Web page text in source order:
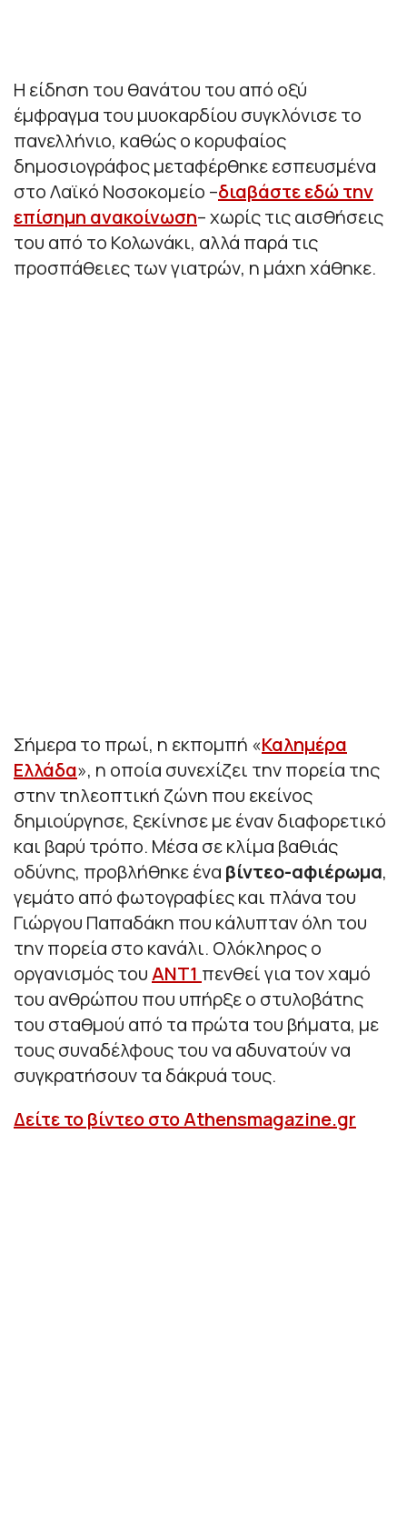
Η είδηση του θανάτου του από οξύ
έμφραγμα του μυοκαρδίου συγκλόνισε το
πανελλήνιο, καθώς ο κορυφαίος
δημοσιογράφος μεταφέρθηκε εσπευσμένα
στο Λαϊκό Νοσοκομείο –διαβάστε εδώ την
επίσημη ανακοίνωση– χωρίς τις αισθήσεις
του από το Κολωνάκι, αλλά παρά τις
προσπάθειες των γιατρών, η μάχη χάθηκε.
Σήμερα το πρωί, η εκπομπή «Καλημέρα
Ελλάδα», η οποία συνεχίζει την πορεία της
στην τηλεοπτική ζώνη που εκείνος
δημιούργησε, ξεκίνησε με έναν διαφορετικό
και βαρύ τρόπο. Μέσα σε κλίμα βαθιάς
οδύνης, προβλήθηκε ένα βίντεο-αφιέρωμα,
γεμάτο από φωτογραφίες και πλάνα του
Γιώργου Παπαδάκη που κάλυπταν όλη του
την πορεία στο κανάλι. Ολόκληρος ο
οργανισμός τουΑΝΤ1 πενθεί για τον χαμό
του ανθρώπου που υπήρξε ο στυλοβάτης
του σταθμού από τα πρώτα του βήματα, με
τους συναδέλφους του να αδυνατούν να
συγκρατήσουν τα δάκρυά τους.
Δείτε το βίντεο στο Athensmagazine.gr